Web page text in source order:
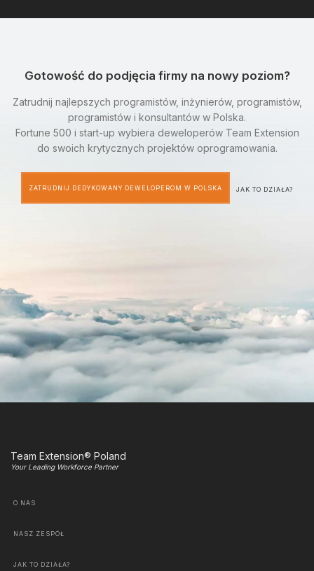
Gotowość do podjęcia firmy na nowy poziom?
Zatrudnij najlepszych programistów, inżynierów, programistów,
programistów i konsultantów w Polska.
Fortune 500 i start-up wybiera deweloperów Team Extension
do swoich krytycznych projektów oprogramowania.
ZATRUDNIJ DEDYKOWANY DEWELOPEROM W POLSKA JAK TO DZIAŁA?
Team Extension® Poland
Your Leading Workforce Partner
O NAS
NASZ ZESPÓŁ
JAK TO DZIAŁA?